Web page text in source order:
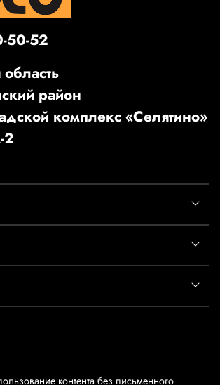
50-52
район
комплекс «Селятино»
2
контента без письменного